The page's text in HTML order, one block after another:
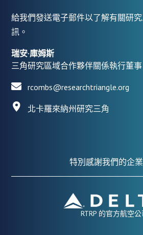
給我們發送電子郵件以了解有關研
訊。
瑞安·庫姆斯
三角研究區域合作夥伴關係執行董事
rcombs@researchtriangle.org
北卡羅來納州研究三角
特別感謝我們的企
RTRP 的官方航空公